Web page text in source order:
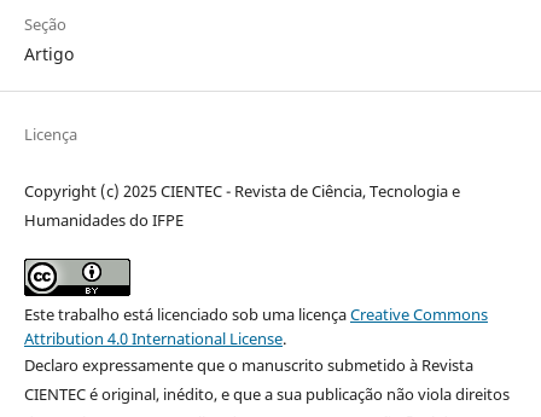
Seção
Artigo
Licença
Copyright (c) 2025 CIENTEC - Revista de Ciência, Tecnologia e
Humanidades do IFPE
Este trabalho está licenciado sob uma licençaCreative Commons
Attribution 4.0 International License.
Declaro expressamente que o manuscrito submetido à Revista
CIENTEC é original, inédito, e que a sua publicação não viola direitos